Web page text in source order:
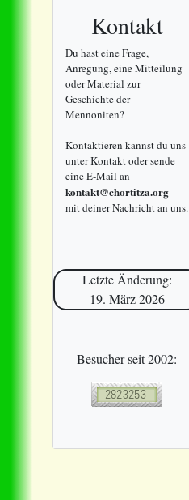
Kontakt
Du hast eine Frage,
Anregung, eine Mitteilung
oder Material zur
Geschichte der
Mennoniten?
Kontaktieren kannst du uns
unter Kontakt oder sende
eine E-Mail an
kontakt@chortitza.org
mit deiner Nachricht an uns.
Letzte Änderung:
19. März 2026
Besucher seit 2002: